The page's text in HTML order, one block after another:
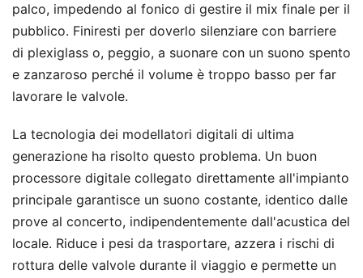
palco, impedendo al fonico di gestire il mix finale per il
pubblico. Finiresti per doverlo silenziare con barriere
di plexiglass o, peggio, a suonare con un suono spento
e zanzaroso perché il volume è troppo basso per far
lavorare le valvole.
La tecnologia dei modellatori digitali di ultima
generazione ha risolto questo problema. Un buon
processore digitale collegato direttamente all'impianto
principale garantisce un suono costante, identico dalle
prove al concerto, indipendentemente dall'acustica del
locale. Riduce i pesi da trasportare, azzera i rischi di
rottura delle valvole durante il viaggio e permette un